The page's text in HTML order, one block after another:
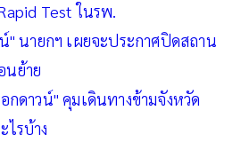
Test ในรพ.
" นายกฯ เผยจะประกาศปิดสถาน
นย้าย
กดาวน์" คุมเดินทางข้ามจังหวัด
รบ้าง